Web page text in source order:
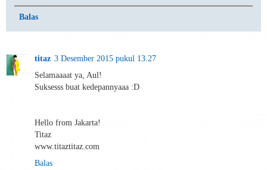
Balas
titaz 3 Desember 2015 pukul 13.27
Selamaaaat ya, Aul!
Suksesss buat kedepannyaaa :D
Hello from Jakarta!
Titaz
www.titaztitaz.com
Balas